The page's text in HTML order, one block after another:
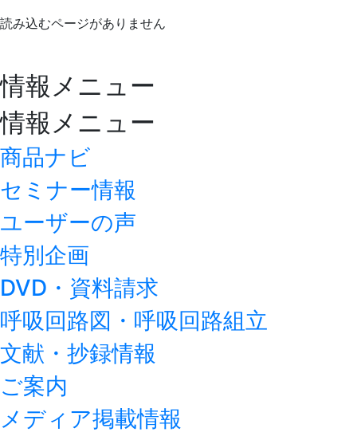
読み込むページがありません
情報メニュー
情報メニュー
商品ナビ
セミナー情報
ユーザーの声
特別企画
DVD・資料請求
呼吸回路図・呼吸回路組立
文献・抄録情報
ご案内
メディア掲載情報